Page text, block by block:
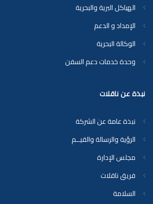
الهياكل البرية والبحرية
الإمداد و الدعم
الوكالة البحرية
وحدة خدمات دعم السفن
نبذة عن ناقلات
نبذة عامة عن الشركة
الرؤية والرسالة والقيــم
مجلس الإدارة
فريق ناقلات
السلامة